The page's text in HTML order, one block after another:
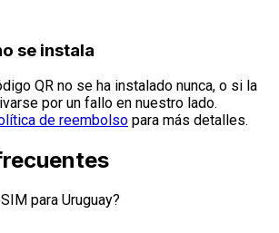
se instala
QR no se ha instalado nunca, o si la
por un fallo en nuestro lado.
de reembolso para más detalles.
para Uruguay?